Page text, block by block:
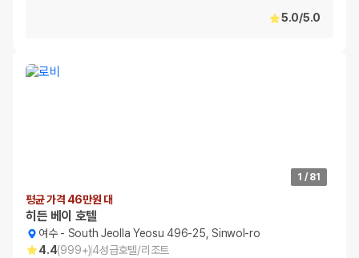
5.0/5.0
1 / 81
평균 가격 46만원 대
히든 베이 호텔
여수- South Jeolla Yeosu 496-25, Sinwol-ro
4.4(999+)4성급호텔/리조트